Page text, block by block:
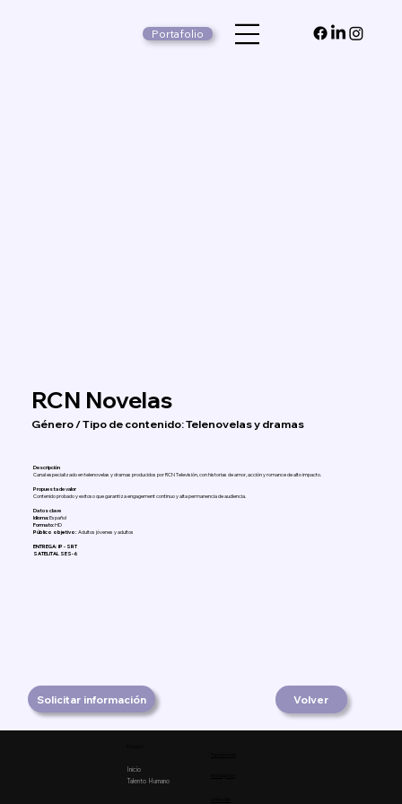
Portafolio
Descripción
Canal especializado en telenovelas y dramas producidos por RCN Televisión, con historias de amor, acción y romance de alto impacto.
Propuesta de valor
Contenido probado y exitoso que garantiza engagement continuo y alta permanencia de audiencia.
Datos clave
Idioma:Español
Formato:HD
Público objetivo: Adultos jóvenes y adultos
ENTREGA: IP - SRT
SATELITAL SES-6
RCN Novelas
Género / Tipo de contenido: Telenovelas y dramas
Solicitar información Volver
Inicio
Talento Humano